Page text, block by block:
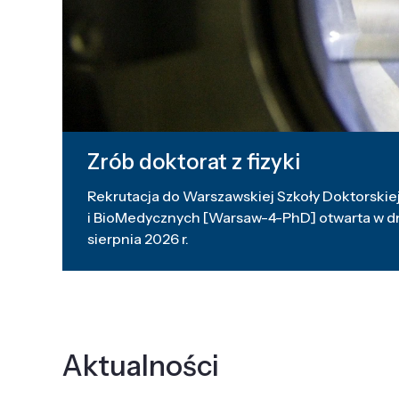
Zrób doktorat z fizyki
Rekrutacja do Warszawskiej Szkoły
i BioMedycznych [Warsaw-4-PhD] otwarta w
sierpnia 2026 r.
Aktualności